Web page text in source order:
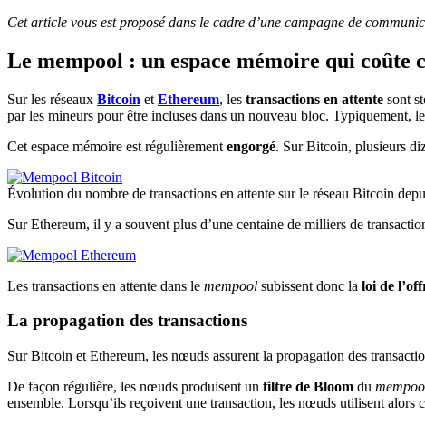
Cet article vous est proposé dans le cadre d’une campagne de
Le mempool : un espace mémoire qui coûte
Sur les réseaux Bitcoin et Ethereum, les transactions en attente sont
par les mineurs pour être incluses dans un nouveau bloc. Typiquement,
Cet espace mémoire est régulièrement engorgé. Sur Bitcoin, plusieurs
Évolution du nombre de transactions en attente sur le réseau Bitcoin
Sur Ethereum, il y a souvent plus d’une centaine de milliers de
Les transactions en attente dans le mempool subissent donc la loi de
La propagation des transactions
Sur Bitcoin et Ethereum, les nœuds assurent la propagation des
De façon régulière, les nœuds produisent un filtre de Bloom du
ensemble. Lorsqu’ils reçoivent une transaction, les nœuds utilisent alors